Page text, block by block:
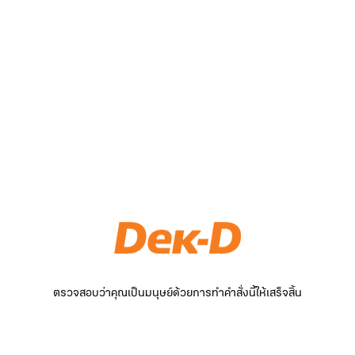
ตรวจสอบว่าคุณเป็นมนุษย์ด้วยการทำคำสั่งนี้ให้เสร็จสิ้น